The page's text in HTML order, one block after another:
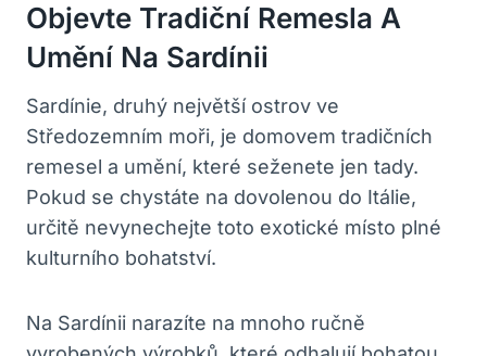
Objevte Tradiční Remesla A
Umění Na Sardínii
Sardínie, druhý největší ostrov ve
Středozemním moři, je domovem tradičních
remesel a umění, které seženete jen tady.
Pokud se chystáte na dovolenou do Itálie,
určitě nevynechejte toto exotické místo plné
kulturního bohatství.
Na Sardínii narazíte na mnoho ručně